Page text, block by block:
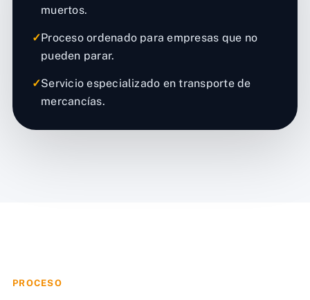
muertos.
✓Proceso ordenado para empresas que no
pueden parar.
✓Servicio especializado en transporte de
mercancías.
PROCESO